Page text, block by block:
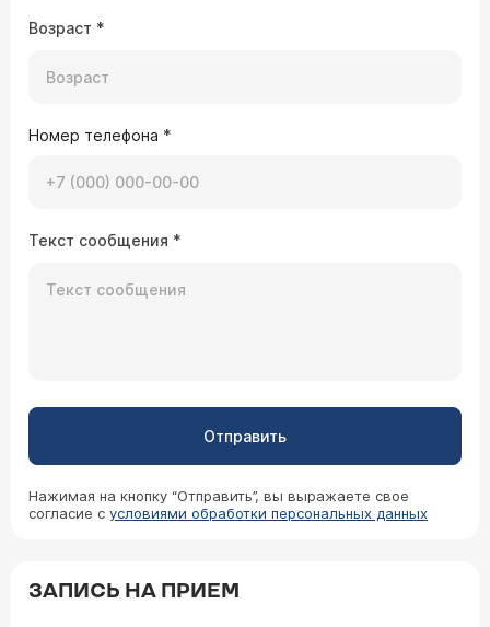
Возраст *
Номер телефона *
Текст сообщения *
Отправить
Нажимая на кнопку “Отправить”, вы выражаете свое
согласие с условиями обработки персональных данных
ЗАПИСЬ НА ПРИЕМ